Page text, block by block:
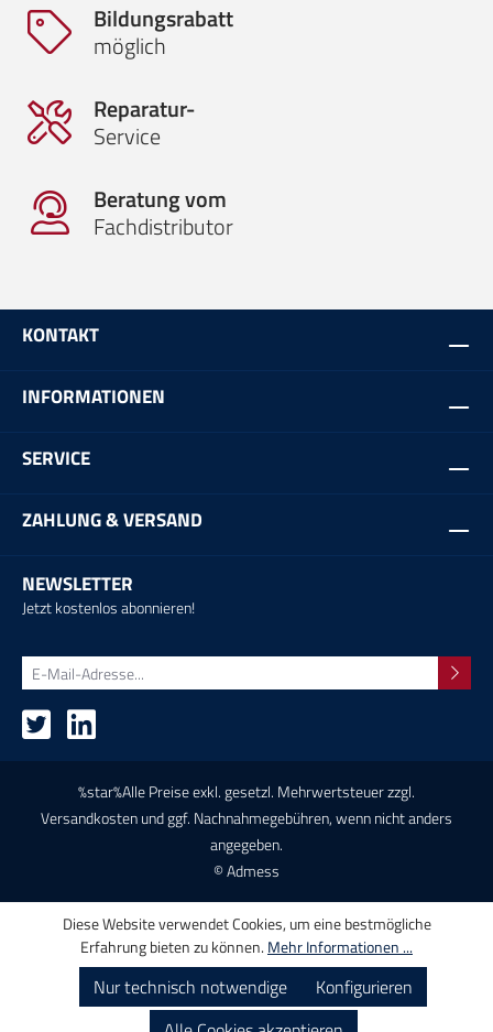
Bildungsrabatt
möglich
Reparatur-
Service
Beratung vom
Fachdistributor
KONTAKT
INFORMATIONEN
SERVICE
ZAHLUNG & VERSAND
NEWSLETTER
Jetzt kostenlos abonnieren!
%star%Alle Preise exkl. gesetzl. Mehrwertsteuer zzgl.
Versandkostenund ggf. Nachnahmegebühren, wenn nicht anders
angegeben.
© Admess
Diese Website verwendet Cookies, um eine bestmögliche
Erfahrung bieten zu können. Mehr Informationen ...
Nur technisch notwendige
Konfigurieren